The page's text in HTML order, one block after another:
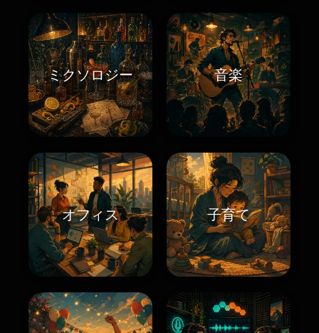
ミクソロジー 音楽
オフィス 子育て